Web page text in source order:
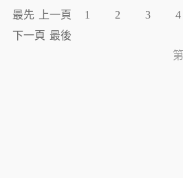
最先 上一頁 1 2 3 4
下一頁 最後